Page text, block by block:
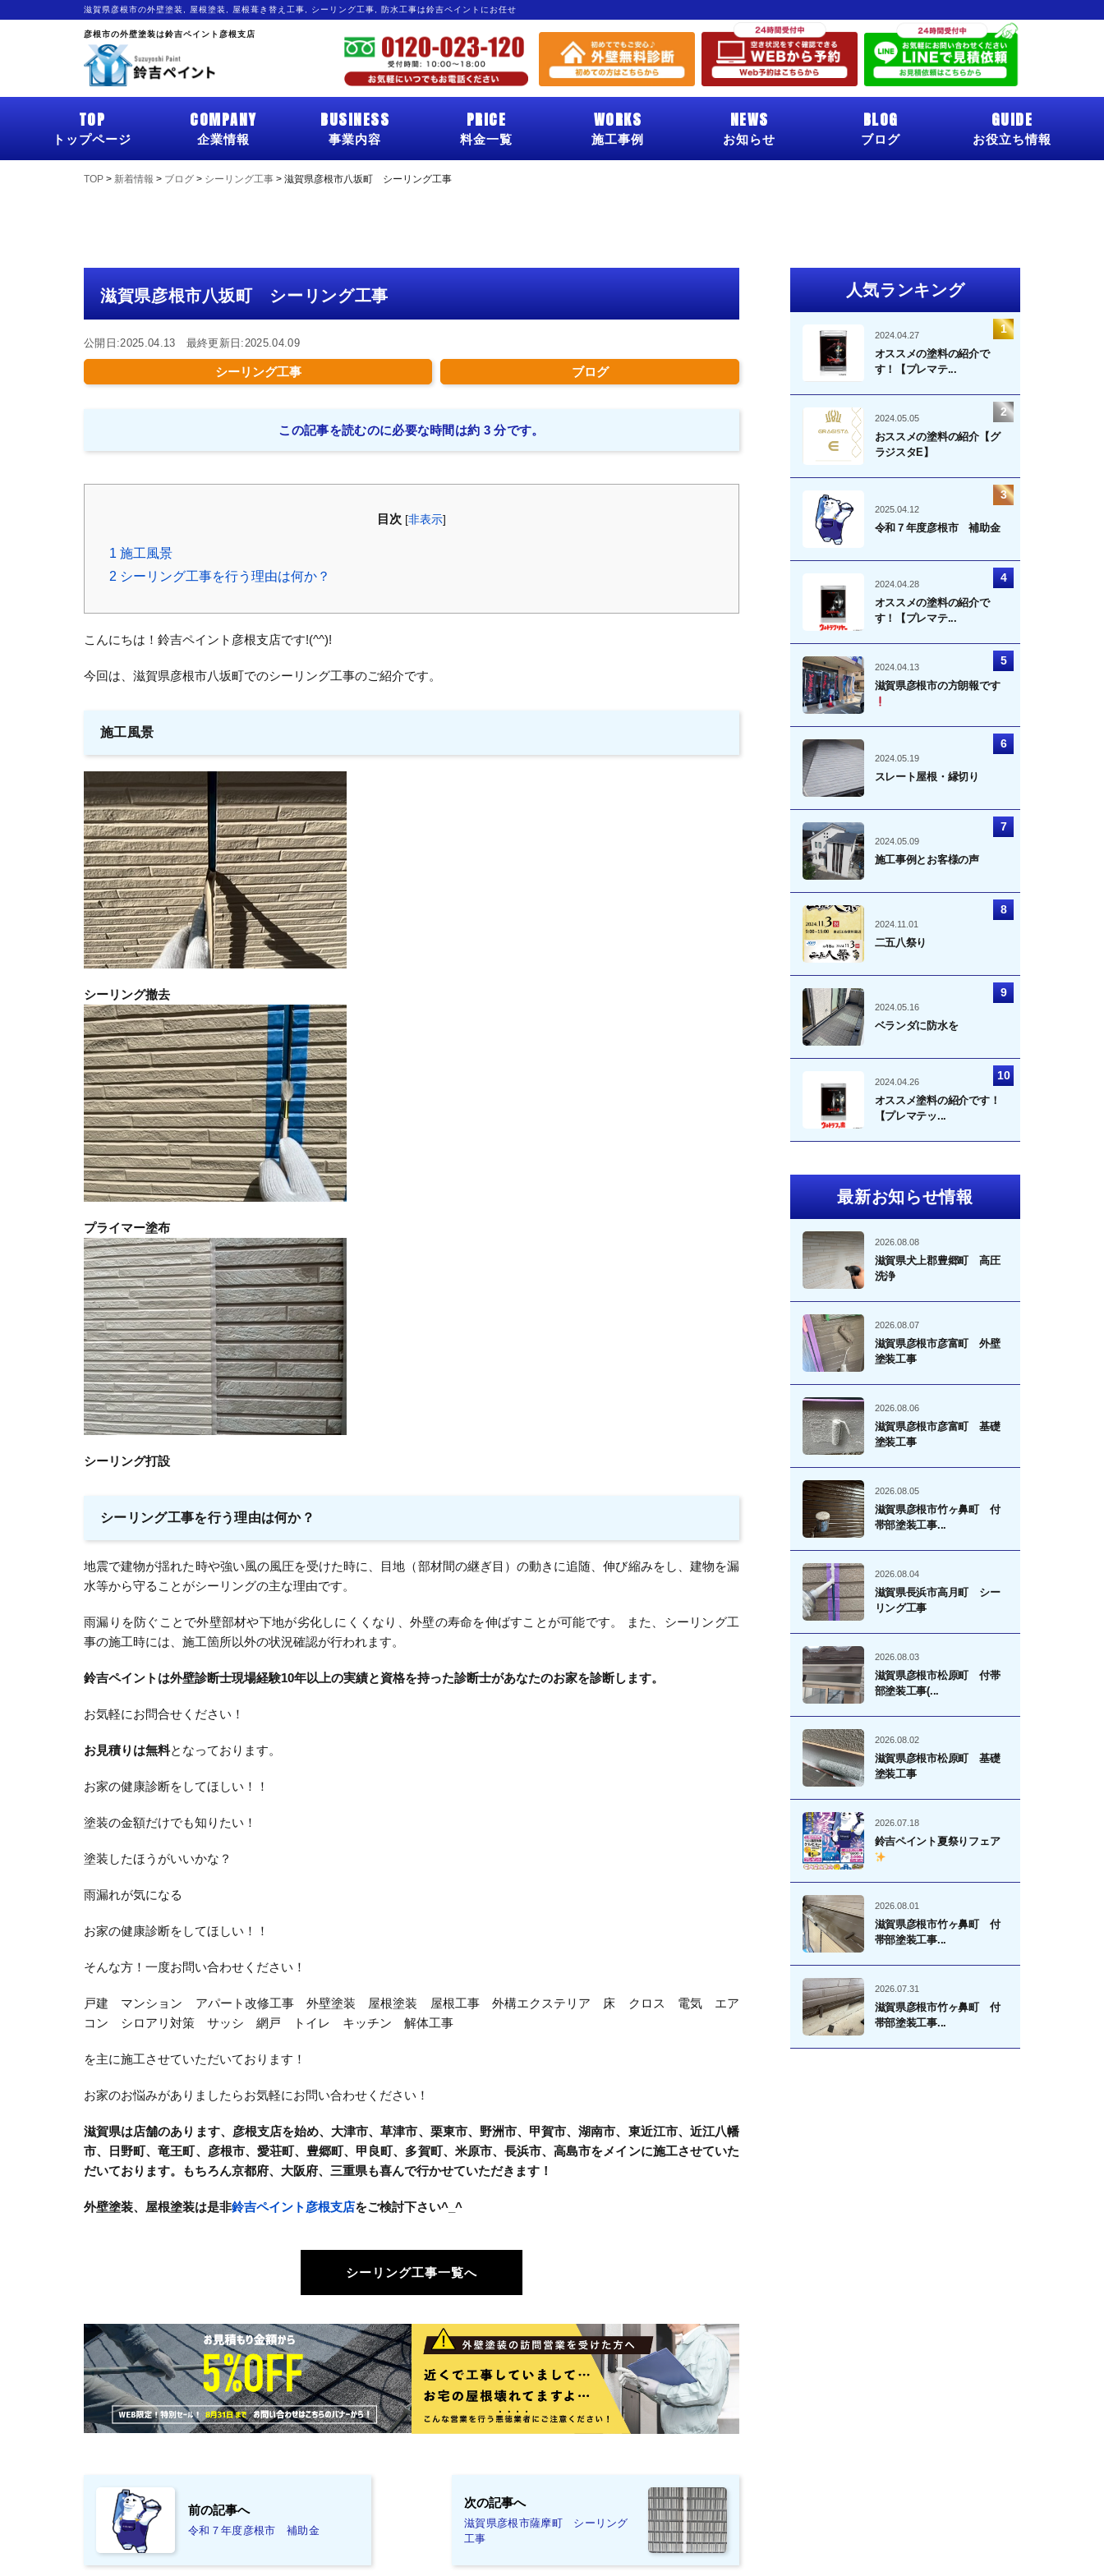
滋賀県彦根市の外壁塗装, 屋根塗装, 屋根葺き替え工事, シーリング工事, 防水工事は鈴吉ペイントにお任せ
彦根市の外壁塗装は鈴吉ペイント彦根支店
TOP
トップページ
COMPANY
企業情報
BUSINESS
事業内容
PRICE
料金一覧
WORKS
施工事例
NEWS
お知らせ
BLOG
ブログ
GUIDE
お役立ち情報
TOP > 新着情報 > ブログ > シーリング工事 > 滋賀県彦根市八坂町 シーリング工事
滋賀県彦根市八坂町 シーリング工事
公開日:2025.04.13 最終更新日:2025.04.09
シーリング工事 ブログ
この記事を読むのに必要な時間は約 3 分です。
目次 [非表示]
1 施工風景
2 シーリング工事を行う理由は何か？
こんにちは！鈴吉ペイント彦根支店です!(^^)!
今回は、滋賀県彦根市八坂町でのシーリング工事のご紹介です。
施工風景
シーリング撤去
プライマー塗布
シーリング打設
シーリング工事を行う理由は何か？
地震で建物が揺れた時や強い風の風圧を受けた時に、目地（部材間の継ぎ目）の動きに追随、伸び縮みをし、建物を漏
水等から守ることがシーリングの主な理由です。
雨漏りを防ぐことで外壁部材や下地が劣化しにくくなり、外壁の寿命を伸ばすことが可能です。 また、シーリング工
事の施工時には、施工箇所以外の状況確認が行われます。
鈴吉ペイントは外壁診断士現場経験10年以上の実績と資格を持った診断士があなたのお家を診断します。
お気軽にお問合せください！
お見積りは無料となっております。
お家の健康診断をしてほしい！！
塗装の金額だけでも知りたい！
塗装したほうがいいかな？
雨漏れが気になる
お家の健康診断をしてほしい！！
そんな方！一度お問い合わせください！
戸建 マンション アパート改修工事 外壁塗装 屋根塗装 屋根工事 外構エクステリア 床 クロス 電気 エア
コン シロアリ対策 サッシ 網戸 トイレ キッチン 解体工事
を主に施工させていただいております！
お家のお悩みがありましたらお気軽にお問い合わせください！
滋賀県は店舗のあります、彦根支店を始め、大津市、草津市、栗東市、野洲市、甲賀市、湖南市、東近江市、近江八幡
市、日野町、竜王町、彦根市、愛荘町、豊郷町、甲良町、多賀町、米原市、長浜市、高島市をメインに施工させていた
だいております。もちろん京都府、大阪府、三重県も喜んで行かせていただきます！
外壁塗装、屋根塗装は是非鈴吉ペイント彦根支店をご検討下さい^_^
シーリング工事一覧へ
前の記事へ
令和７年度彦根市 補助金
次の記事へ
滋賀県彦根市薩摩町 シーリング
工事
人気ランキング
2024.04.27
オススメの塗料の紹介で
す！【プレマテ...
2024.05.05
おススメの塗料の紹介【グ
ラジスタE】
2025.04.12
令和７年度彦根市 補助金
2024.04.28
オススメの塗料の紹介で
す！【プレマテ...
2024.04.13
滋賀県彦根市の方朗報です
2024.05.19
スレート屋根・縁切り
2024.05.09
施工事例とお客様の声
2024.11.01
二五八祭り
2024.05.16
ベランダに防水を
2024.04.26
オススメ塗料の紹介です！
【プレマテッ...
最新お知らせ情報
2026.08.08
滋賀県犬上郡豊郷町 高圧
洗浄
2026.08.07
滋賀県彦根市彦富町 外壁
塗装工事
2026.08.06
滋賀県彦根市彦富町 基礎
塗装工事
2026.08.05
滋賀県彦根市竹ヶ鼻町 付
帯部塗装工事...
2026.08.04
滋賀県長浜市高月町 シー
リング工事
2026.08.03
滋賀県彦根市松原町 付帯
部塗装工事(...
2026.08.02
滋賀県彦根市松原町 基礎
塗装工事
2026.07.18
鈴吉ペイント夏祭りフェア
2026.08.01
滋賀県彦根市竹ヶ鼻町 付
帯部塗装工事...
2026.07.31
滋賀県彦根市竹ヶ鼻町 付
帯部塗装工事...